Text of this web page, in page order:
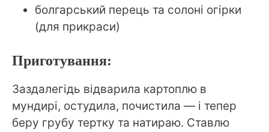
болгарський перець та солоні огірки
(для прикраси)
Приготування:
Заздалегідь відварила картоплю в
мундирі, остудила, почистила — і тепер
беру грубу тертку та натираю. Ставлю